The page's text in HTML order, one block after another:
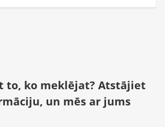
to, ko meklējat? Atstājiet
un mēs ar jums